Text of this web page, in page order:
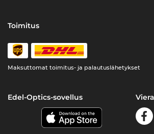
Toimitus
Maksuttomat toimitus- ja palautuslähetykset
Edel-Optics-sovellus